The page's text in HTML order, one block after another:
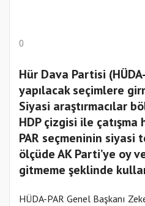
0
Hür Dava Partisi (HÜDA-
yapılacak seçimlere
Siyasi araştırmacılar
HDP çizgisi ile çatışma
PAR seçmeninin siyasi
ölçüde AK Parti’ye oy
gitmeme şeklinde
HÜDA-PAR Genel Başkanı